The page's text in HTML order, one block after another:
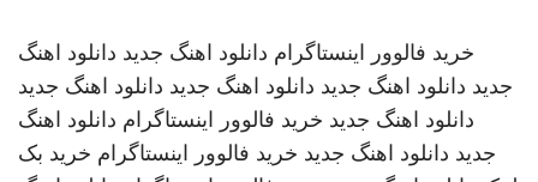
خرید فالوور اینستاگرام دانلود اهنگ جدید دانلود اهنگ
جدید دانلود اهنگ جدید دانلود اهنگ جدید دانلود اهنگ جدید
دانلود اهنگ جدید خرید فالوور اینستاگرام دانلود اهنگ
جدید دانلود اهنگ جدید خرید فالوور اینستاگرام خرید بک